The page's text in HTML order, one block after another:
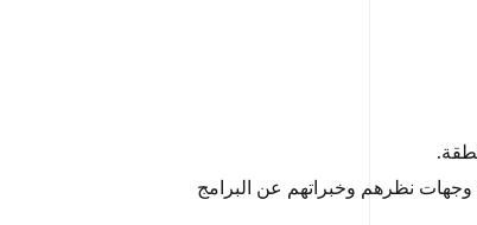
وجهات نظرهم وخبراتهم عن البرامج